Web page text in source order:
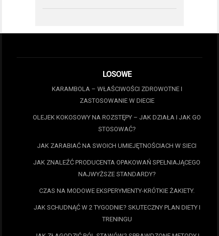
LOSOWE
KARAMBOLA – WŁAŚCIWOŚCI ZDROWOTNE I
ZASTOSOWANIE W DIECIE
OLEJEK KOKOSOWY NA ROZSTĘPY – JAK DZIAŁA I JAK GO
STOSOWAĆ?
JAK ZARABIAĆ NA SWOICH UMIEJĘTNOŚCIACH W SIECI
JAK ZNALEŹĆ PRODUCENTA OPAKOWAŃ SPEŁNIAJĄCEGO
NAJWYŻSZE STANDARDY?
CZAS NA MODOWE EKSPERYMENTY-KRÓTKIE ŻAKIETY.
JAK SCHUDNĄĆ W 2 TYGODNIE? SKUTECZNY PLAN DIETY I
TRENINGU